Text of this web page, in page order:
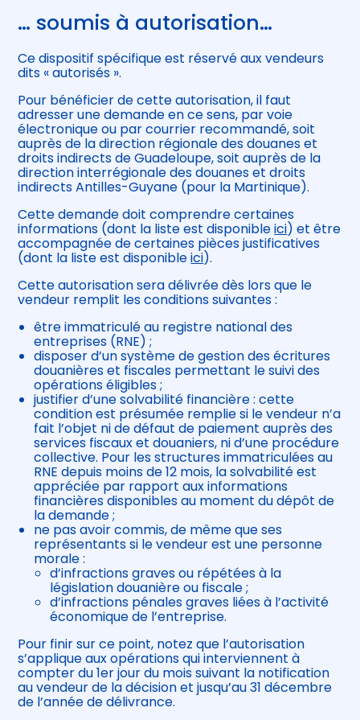
… soumis à autorisation…
Ce dispositif spécifique est réservé aux vendeurs
dits « autorisés ».
Pour bénéficier de cette autorisation, il faut
adresser une demande en ce sens, par voie
électronique ou par courrier recommandé, soit
auprès de la direction régionale des douanes et
droits indirects de Guadeloupe, soit auprès de la
direction interrégionale des douanes et droits
indirects Antilles-Guyane (pour la Martinique).
Cette demande doit comprendre certaines
informations (dont la liste est disponibleici) et être
accompagnée de certaines pièces justificatives
(dont la liste est disponibleici).
Cette autorisation sera délivrée dès lors que le
vendeur remplit les conditions suivantes :
être immatriculé au registre national des
entreprises (RNE) ;
disposer d’un système de gestion des écritures
douanières et fiscales permettant le suivi des
opérations éligibles ;
justifier d’une solvabilité financière : cette
condition est présumée remplie si le vendeur n’a
fait l’objet ni de défaut de paiement auprès des
services fiscaux et douaniers, ni d’une procédure
collective. Pour les structures immatriculées au
RNE depuis moins de 12 mois, la solvabilité est
appréciée par rapport aux informations
financières disponibles au moment du dépôt de
la demande ;
ne pas avoir commis, de même que ses
représentants si le vendeur est une personne
morale :
d’infractions graves ou répétées à la
législation douanière ou fiscale ;
d’infractions pénales graves liées à l’activité
économique de l’entreprise.
Pour finir sur ce point, notez que l’autorisation
s’applique aux opérations qui interviennent à
compter du 1er jour du mois suivant la notification
au vendeur de la décision et jusqu’au 31 décembre
de l’année de délivrance.